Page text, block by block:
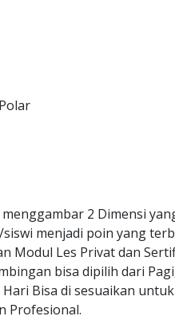
2 Dimensi
menjadi poin yang
Modul Les Privat dan
bisa dipilih dari
Hari Bisa di sesuaikan untuk
Profesional.